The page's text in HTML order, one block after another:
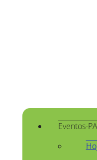
Eventos-